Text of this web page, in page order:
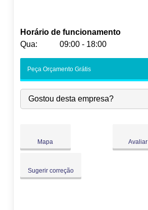
Horário de funcionamento
Qua:
09:00 - 18:00
-
Qua:
09:00-18:00
Qui:
09:00-18:00
Peça Orçamento Grátis
Gostou desta empresa?
Mapa Avaliar
Sugerir correção